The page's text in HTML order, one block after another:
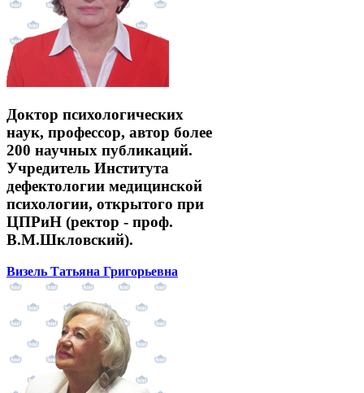
Доктор психологических
наук, профессор, автор более
200 научных публикаций.
Учредитель Института
дефектологии медицинской
психологии, открытого при
ЦПРиН (ректор - проф.
В.М.Шкловский).
Визель Татьяна Григорьевна